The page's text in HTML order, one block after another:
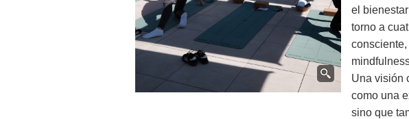
el
torno a
Una visión
como una
sino que